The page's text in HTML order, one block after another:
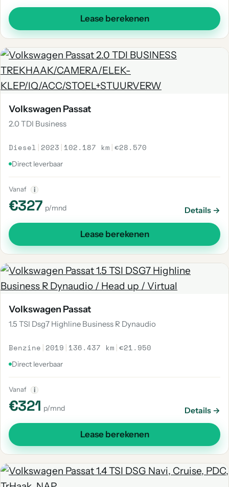
Lease berekenen
Volkswagen Passat
2.0 TDI Business
Diesel | 2023 | 102.187 km |€28.570
Direct leverbaar
Vanaf i
€327 p/mnd Details →
Lease berekenen
Volkswagen Passat
1.5 TSI Dsg7 Highline Business R Dynaudio
Benzine | 2019 | 136.437 km |€21.950
Direct leverbaar
Vanaf i
€321 p/mnd Details →
Lease berekenen